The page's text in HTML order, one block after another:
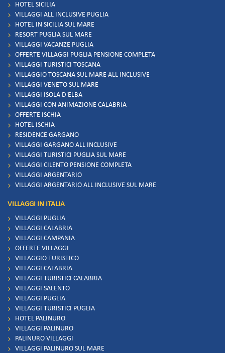
HOTEL SICILIA
VILLAGGI ALL INCLUSIVE PUGLIA
HOTEL IN SICILIA SUL MARE
RESORT PUGLIA SUL MARE
VILLAGGI VACANZE PUGLIA
OFFERTE VILLAGGI PUGLIA PENSIONE COMPLETA
VILLAGGI TURISTICI TOSCANA
VILLAGGIO TOSCANA SUL MARE ALL INCLUSIVE
VILLAGGI VENETO SUL MARE
VILLAGGI ISOLA D'ELBA
VILLAGGI CON ANIMAZIONE CALABRIA
OFFERTE ISCHIA
HOTEL ISCHIA
RESIDENCE GARGANO
VILLAGGI GARGANO ALL INCLUSIVE
VILLAGGI TURISTICI PUGLIA SUL MARE
VILLAGGI CILENTO PENSIONE COMPLETA
VILLAGGI ARGENTARIO
VILLAGGI ARGENTARIO ALL INCLUSIVE SUL MARE
VILLAGGI IN ITALIA
VILLAGGI PUGLIA
VILLAGGI CALABRIA
VILLAGGI CAMPANIA
OFFERTE VILLAGGI
VILLAGGIO TURISTICO
VILLAGGI CALABRIA
VILLAGGI TURISTICI CALABRIA
VILLAGGI SALENTO
VILLAGGI PUGLIA
VILLAGGI TURISTICI PUGLIA
HOTEL PALINURO
VILLAGGI PALINURO
PALINURO VILLAGGI
VILLAGGI PALINURO SUL MARE